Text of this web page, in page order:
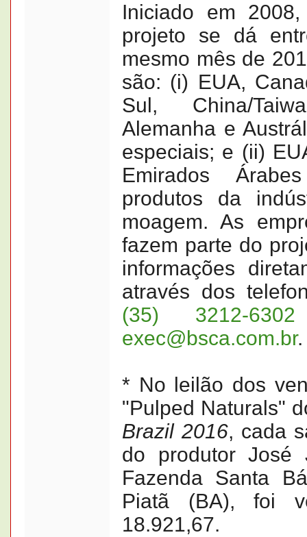
Iniciado em
projeto se dá
mesmo mês de
são: (i) EUA,
Sul, China/
Alemanha e
especiais; e (ii)
Emirados
produtos da
moagem. As
fazem parte do
informações
através dos
(35) 3212-6302
exec@bsca.com.br.
* No leilão dos
"Pulped Naturals"
Brazil 2016, cada
do produtor José
Fazenda Santa
Piatã (BA), foi
18.921,67.